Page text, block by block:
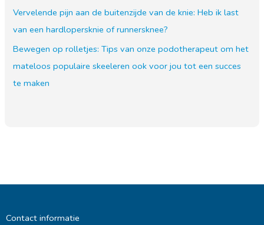
Vervelende pijn aan de buitenzijde van de knie: Heb ik last
van een hardlopersknie of runnersknee?
Bewegen op rolletjes: Tips van onze podotherapeut om het
mateloos populaire skeeleren ook voor jou tot een succes
te maken
Contact informatie